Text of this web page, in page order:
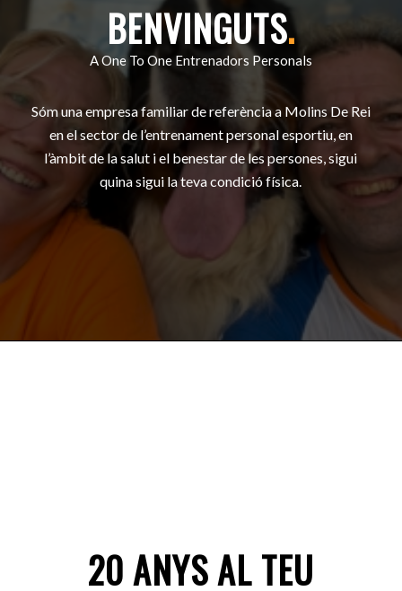
BENVINGUTS.
A One To One Entrenadors Personals
Sóm una empresa familiar de referència a Molins De Rei
en el sector de l’entrenament personal esportiu, en
l’àmbit de la salut i el benestar de les persones, sigui
quina sigui la teva condició física.
20 ANYS AL TEU